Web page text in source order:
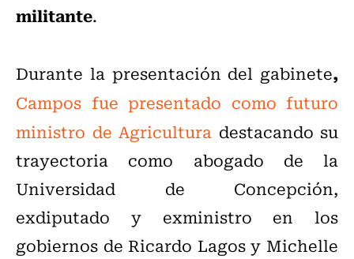
militante.
Durante la presentación del gabinete,
Campos fue presentado como futuro
ministro de Agricultura destacando su
trayectoria como abogado de la
Universidad de Concepción,
exdiputado y exministro en los
gobiernos de Ricardo Lagos y Michelle